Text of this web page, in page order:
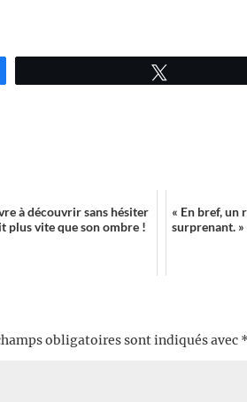
à découvrir sans hésiter
plus vite que son ombre !
« En bref, un
surprenant. »
obligatoires sont indiqués avec *